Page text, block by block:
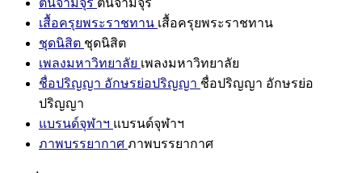
ต้นจามจุรี ต้นจามจุรี
เสื้อครุยพระราชทาน เสื้อครุยพระราชทาน
ชุดนิสิต ชุดนิสิต
เพลงมหาวิทยาลัย เพลงมหาวิทยาลัย
ชื่อปริญญา อักษรย่อปริญญา ชื่อปริญญา อักษรย่อ
ปริญญา
แบรนด์จุฬาฯ แบรนด์จุฬาฯ
ภาพบรรยากาศ ภาพบรรยากาศ